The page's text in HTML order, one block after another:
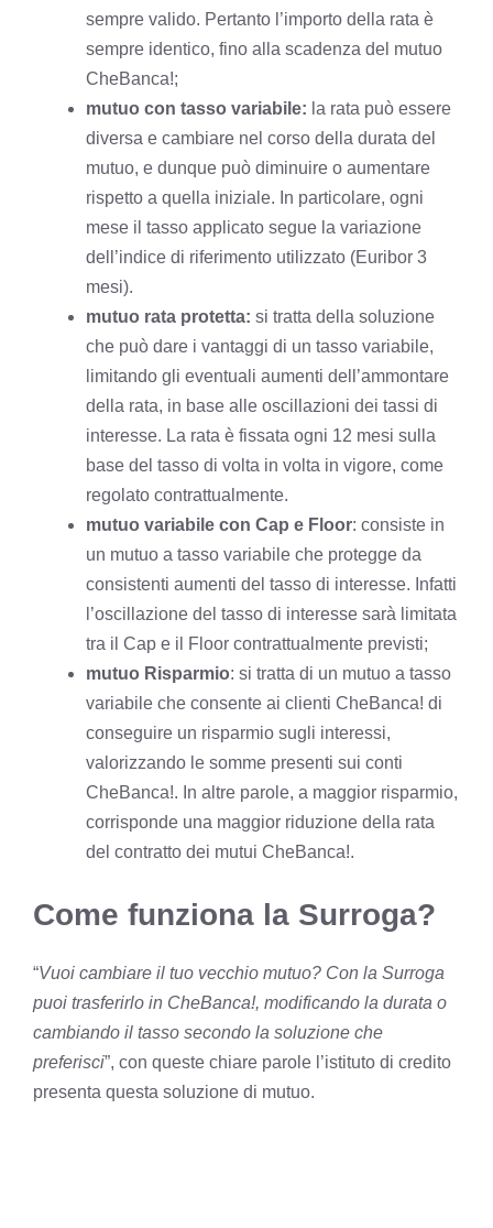
sempre valido. Pertanto l’importo della rata è
sempre identico, fino alla scadenza del mutuo
CheBanca!;
mutuo con tasso variabile: la rata può essere
diversa e cambiare nel corso della durata del
mutuo, e dunque può diminuire o aumentare
rispetto a quella iniziale. In particolare, ogni
mese il tasso applicato segue la variazione
dell’indice di riferimento utilizzato (Euribor 3
mesi).
mutuo rata protetta: si tratta della soluzione
che può dare i vantaggi di un tasso variabile,
limitando gli eventuali aumenti dell’ammontare
della rata, in base alle oscillazioni dei tassi di
interesse. La rata è fissata ogni 12 mesi sulla
base del tasso di volta in volta in vigore, come
regolato contrattualmente.
mutuo variabile con Cap e Floor: consiste in
un mutuo a tasso variabile che protegge da
consistenti aumenti del tasso di interesse. Infatti
l’oscillazione del tasso di interesse sarà limitata
tra il Cap e il Floor contrattualmente previsti;
mutuo Risparmio: si tratta di un mutuo a tasso
variabile che consente ai clienti CheBanca! di
conseguire un risparmio sugli interessi,
valorizzando le somme presenti sui conti
CheBanca!. In altre parole, a maggior risparmio,
corrisponde una maggior riduzione della rata
del contratto dei mutui CheBanca!.
Come funziona la Surroga?
“Vuoi cambiare il tuo vecchio mutuo? Con la Surroga
puoi trasferirlo in CheBanca!, modificando la durata o
cambiando il tasso secondo la soluzione che
preferisci”, con queste chiare parole l’istituto di credito
presenta questa soluzione di mutuo.